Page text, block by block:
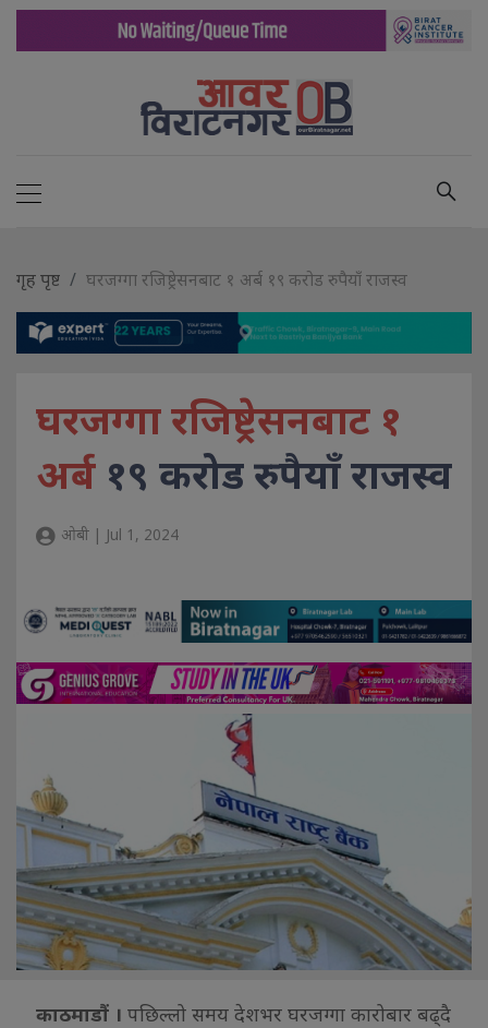
गृह पृष्ट घरजग्गा रजिष्ट्रेसनबाट १ अर्ब १९ करोड रुपैयाँ राजस्व
घरजग्गा रजिष्ट्रेसनबाट १
अर्ब १९ करोड रुपैयाँ राजस्व
ओबी | Jul 1, 2024
काठमाडौं । पछिल्लो समय देशभर घरजग्गा कारोबार बढ्दै